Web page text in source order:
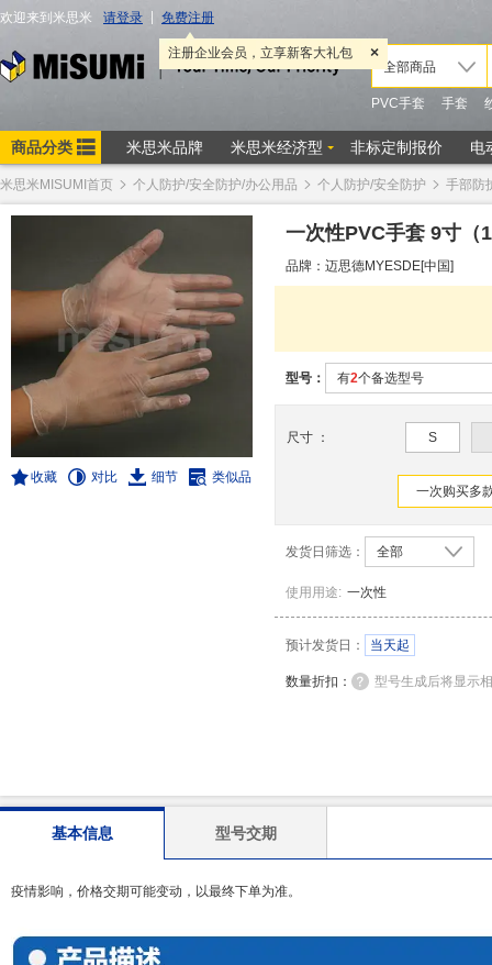
米思米MISUMI首页 个人防护/安全防护/办公用品 个人防护/安全防护 手部防
收藏 对比 细节 类似品
一次性PVC手套 9寸
品牌：迈思德MYESDE[中国]
型号： 有2个备选型号
尺寸 ： S
一次购买多
发货日筛选： 全部
使用用途: 一次性
预计发货日： 当天起
数量折扣： 型号生成后将显示
基本信息 型号交期
疫情影响，价格交期可能变动，以最终下单为准。